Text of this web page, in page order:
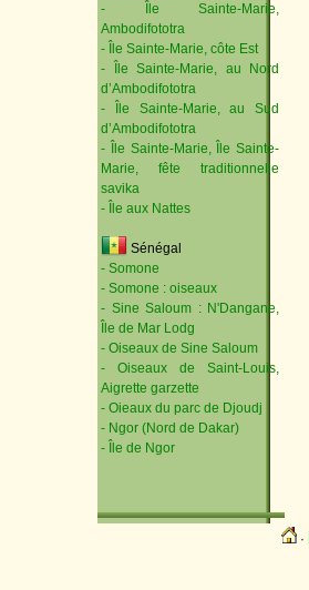
- Île Sainte-Marie,
Ambodifototra
- Île Sainte-Marie, côte Est
- Île Sainte-Marie, au Nord
d’Ambodifototra
- Île Sainte-Marie, au Sud
d’Ambodifototra
- Île Sainte-Marie, Île Sainte-
Marie, fête traditionnelle
savika
- Île aux Nattes
Sénégal
- Somone
- Somone : oiseaux
- Sine Saloum : N'Dangane,
Île de Mar Lodg
- Oiseaux de Sine Saloum
- Oiseaux de Saint-Louis,
Aigrette garzette
- Oieaux du parc de Djoudj
- Ngor (Nord de Dakar)
- Île de Ngor
·